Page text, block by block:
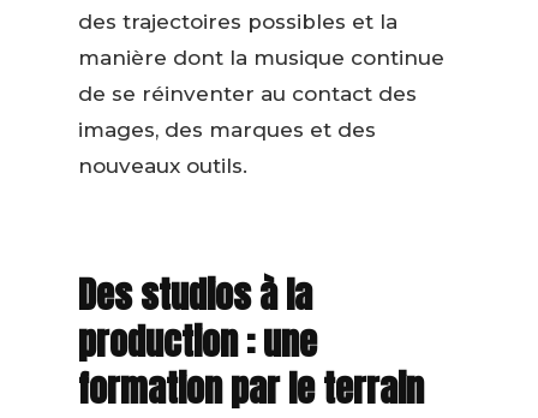
des trajectoires possibles et la
manière dont la musique continue
de se réinventer au contact des
images, des marques et des
nouveaux outils.
Des studios à la
production : une
formation par le terrain